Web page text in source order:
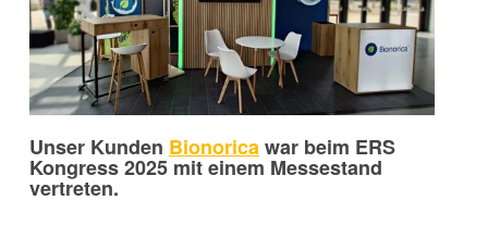
Unser Kunden Bionoricawar beim ERS
Kongress 2025 mit einem Messestand
vertreten.